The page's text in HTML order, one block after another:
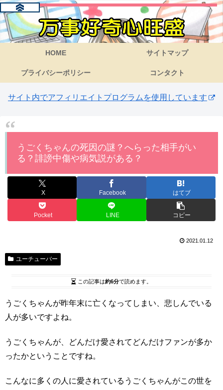
HOME サイトマップ
プライバシーポリシー コンタクト
サイト内でアフィリエイトプログラムを使用しています
うごくちゃんの死因の謎？へらった相手がい
る？誹謗中傷や病気説がある？
X Facebook はてブ
Pocket LINE コピー
2021.01.12
ユーチューバー
この記事は約6分で読めます。
うごくちゃんが昨年末に亡くなってしまい、悲しんでいる
人が多いですよね。
うごくちゃんが、どんだけ愛されてどんだけファンが多か
ったかということですね。
こんなに多くの人に愛されているうごくちゃんがこの世を